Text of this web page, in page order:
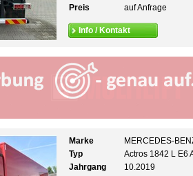
Preis
auf Anfrage
Info / Kontakt
Marke
MERCEDES-
Typ
Actros 1842 L E6
Jahrgang
10.2019